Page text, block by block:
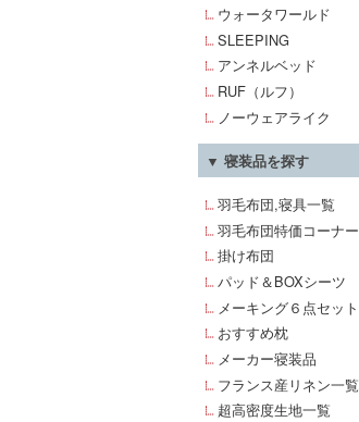
ウォータワールド
SLEEPING
アンネルベッド
RUF（ルフ）
ノーウェアライク
▼ 寝装品を探す
羽毛布団,寝具一覧
羽毛布団特価コーナー
掛け布団
パッド＆BOXシーツ
メーキング６点セット
おすすめ枕
メーカー寝装品
フランス産リネン一覧
超高密度生地一覧